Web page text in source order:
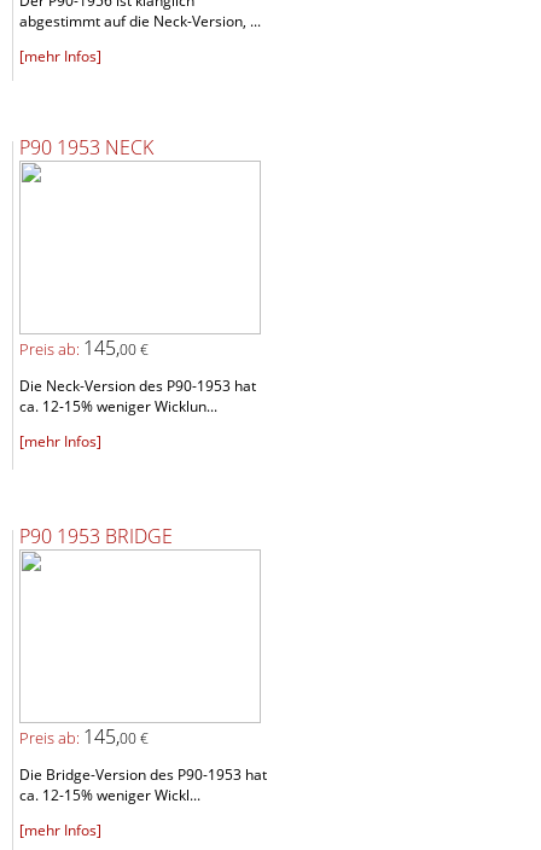
abgestimmt auf die Neck-Version, ...
[mehr Infos]
P90 1953 NECK
Preis ab: 145,00 €
Die Neck-Version des P90-1953 hat
ca. 12-15% weniger Wicklun...
[mehr Infos]
P90 1953 BRIDGE
Preis ab: 145,00 €
Die Bridge-Version des P90-1953 hat
ca. 12-15% weniger Wickl...
[mehr Infos]